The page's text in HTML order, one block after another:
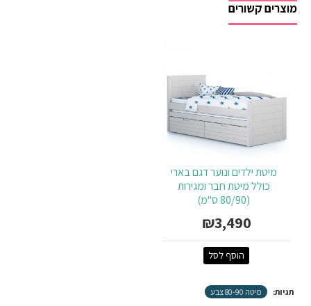
מוצרים קשורים
מיטת ילדים ונוער דגם בארי
כולל מיטת חבר ומגירות
(80/90 ס"מ)
₪3,490
הוסף לסל
תגיות: מיטה 80-90 צבע